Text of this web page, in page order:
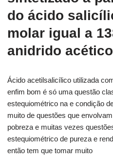
do ácido
molar igual a
anidrido
Ácido acetilsalicílico utilizada
enfim bom é só uma questão
estequiométrico na e condição
muito de questões que
pobreza e muitas vezes
estequiométrico de pureza e
então tem que tomar muito